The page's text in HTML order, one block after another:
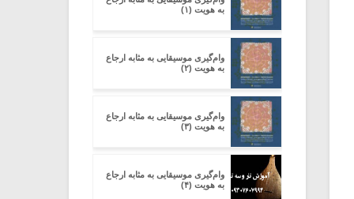
به هویت (۱)
وام‌گیری موسیقایی به مثابه ارجاع
به هویت (۲)
وام‌گیری موسیقایی به مثابه ارجاع
به هویت (۳)
وام‌گیری موسیقایی به مثابه ارجاع
به هویت (۴)